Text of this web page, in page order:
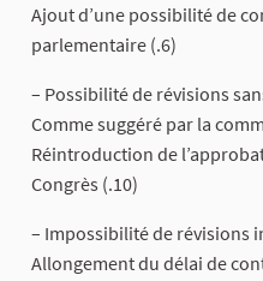
Ajout d’une possibilité de
parlementaire (.6)
– Possibilité de révisions
Comme suggéré par la
Réintroduction de
Congrès (.10)
– Impossibilité de révisions
Allongement du délai de